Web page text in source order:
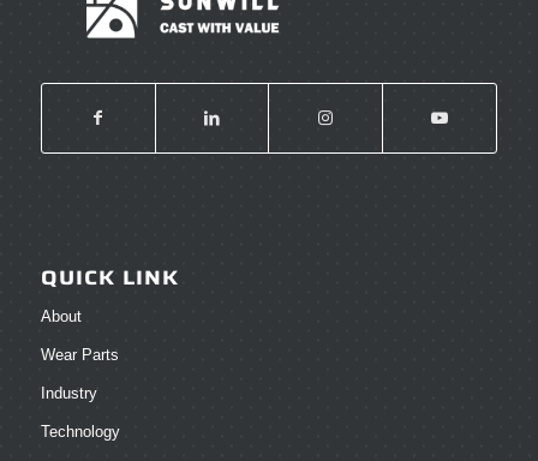
QUICK LINK
About
Wear Parts
Industry
Technology